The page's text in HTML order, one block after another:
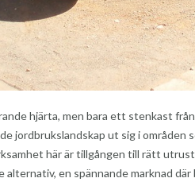
hjärta, men bara ett stenkast
jordbrukslandskap ut sig i
här är tillgången till rätt
en spännande marknad